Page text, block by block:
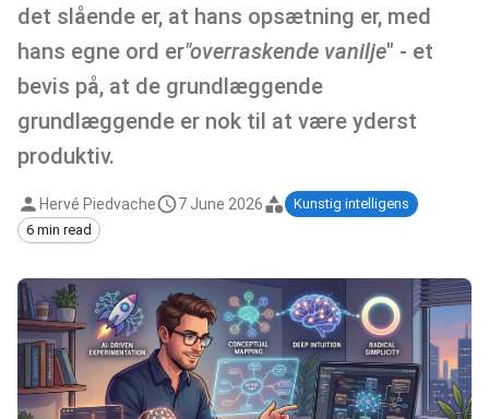
det slående er, at hans opsætning er, med
hans egne ord er"overraskende vanilje" - et
bevis på, at de grundlæggende
grundlæggende er nok til at være yderst
produktiv.
Hervé Piedvache 7 June 2026
Kunstig intelligens
6 min read